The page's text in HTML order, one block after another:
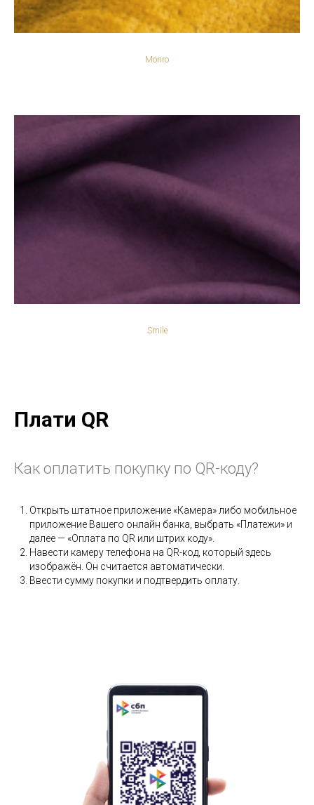
Monro
Smile
Плати QR
Как оплатить покупку по QR-коду?
Открыть штатное приложение «Камера» либо мобильное
приложение Вашего онлайн банка, выбрать «Платежи» и
далее — «Оплата по QR или штрих коду».
Навести камеру телефона на QR-код, который здесь
изображён. Он считается автоматически.
Ввести сумму покупки и подтвердить оплату.